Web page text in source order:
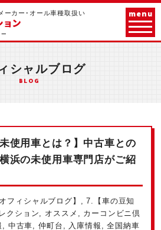
ーカー･オール車種取扱い menu
シャルブログ
BLOG
使用車とは？】中古車との
浜の未使用車専門店がご紹
フィシャルブログ】 , 7.【車の豆知
クション, オススメ , カーコンビニ倶
, 中古車,仲町台 , 入庫情報 ,全国納車